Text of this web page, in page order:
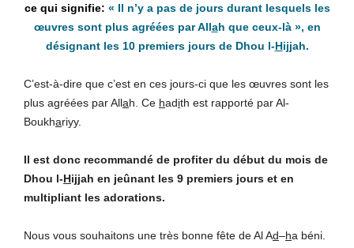
« Il n’y a pas de jours durant lesquels les
œuvres sont plus agréées par Allah que ceux-là », en
désignant les 10 premiers jours de Dhou l-Hijjah.
C’est-à-dire que c’est en ces jours-ci que les œuvres sont les
plus agréées par Allah. Ce hadith est rapporté par Al-
Boukhariyy.
Il est donc recommandé de profiter du début du mois de
Dhou l-Hijjah en jeûnant les 9 premiers jours et en
multipliant les adorations.
Nous vous souhaitons une très bonne fête de Al Ad–ha béni.